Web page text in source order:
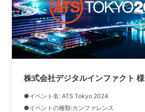
株式会社デジタルインファクト 様
●イベント名: ATS Tokyo 2024
●イベントの種類:カンファレンス